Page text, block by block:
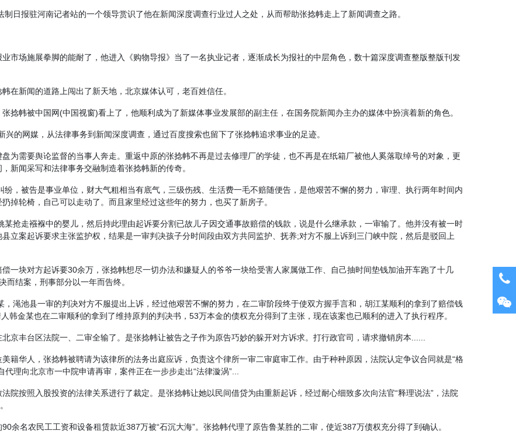
日报驻河南记者站的一个领导赏识了他在新闻深度调查行业过人之处，从而帮助张捻帏走上了新闻调查之路。
市场施展拳脚的能耐了，他进入《购物导报》当了一名执业记者，逐渐成长为报社的中层角色，数十篇深度调查整版整版刊发
在新闻的道路上闯出了新天地，北京媒体认可，老百姓信任。
捻帏被中国网(中国视窗)看上了，他顺利成为了新媒体事业发展部的副主任，在国务院新闻办主办的媒体中扮演着新的角色。
兴的网媒，从法律事务到新闻深度调查，通过百度搜索也留下了张捻帏追求事业的足迹。
为需要舆论监督的当事人奔走。重返中原的张捻帏不再是过去修理厂的学徒，也不再是在纸箱厂被他人奚落取绰号的对象，更
新闻采写和法律事务交融制造着张捻帏新的传奇。
，被告是事业单位，财大气粗相当有底气，三级伤残、生活费一毛不赔随便告，是他艰苦不懈的努力，审理、执行两年时间内
掉轮椅，自己可以走动了。而且家里经过这些年的努力，也买了新房子。
抢走襁褓中的婴儿，然后持此理由起诉要分割已故儿子因交通事故赔偿的钱款，说是什么继承款，一审输了。他并没有被一时
立案起诉要求主张监护权，结果是一审判决孩子分时间段由双方共同监护、抚养;对方不服上诉到三门峡中院，然后是驳回上
一块对方起诉要30余万，张捻帏想尽一切办法和嫌疑人的爷爷一块给受害人家属做工作、自己抽时间垫钱加油开车跑了十几
结案，刑事部分以一年而告终。
渑池县一审的判决对方不服提出上诉，经过他艰苦不懈的努力，在二审阶段终于使双方握手言和，胡江某顺利的拿到了赔偿钱
韩金某也在二审顺利的拿到了维持原判的判决书，53万本金的债权充分得到了主张，现在该案也已顺利的进入了执行程序。
京丰台区法院一、二审全输了。是张捻帏让被告之子作为原告巧妙的躲开对方诉求。打行政官司，请求撤销房本......
籍华人，张捻帏被聘请为该律所的法务出庭应诉，负责这个律所一审二审庭审工作。由于种种原因，法院认定争议合同就是“格
理向北京市一中院申请再审，案件正在一步步走出“法律漩涡”...
院按照入股投资的法律关系进行了裁定。是张捻帏让她以民间借贷为由重新起诉，经过耐心细致多次向法官“释理说法”，法院
余名农民工工资和设备租赁款近387万被“石沉大海”。张捻帏代理了原告鲁某胜的二审，使近387万债权充分得了到确认。